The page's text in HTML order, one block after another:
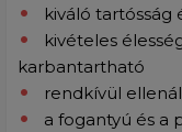
kiváló tartósság
kivételes
karbantartható
rendkívül
a fogantyú és a